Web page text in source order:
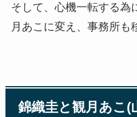
そして、心機一転する為
月あこに変え、事務所も
錦織圭と観月あこ(